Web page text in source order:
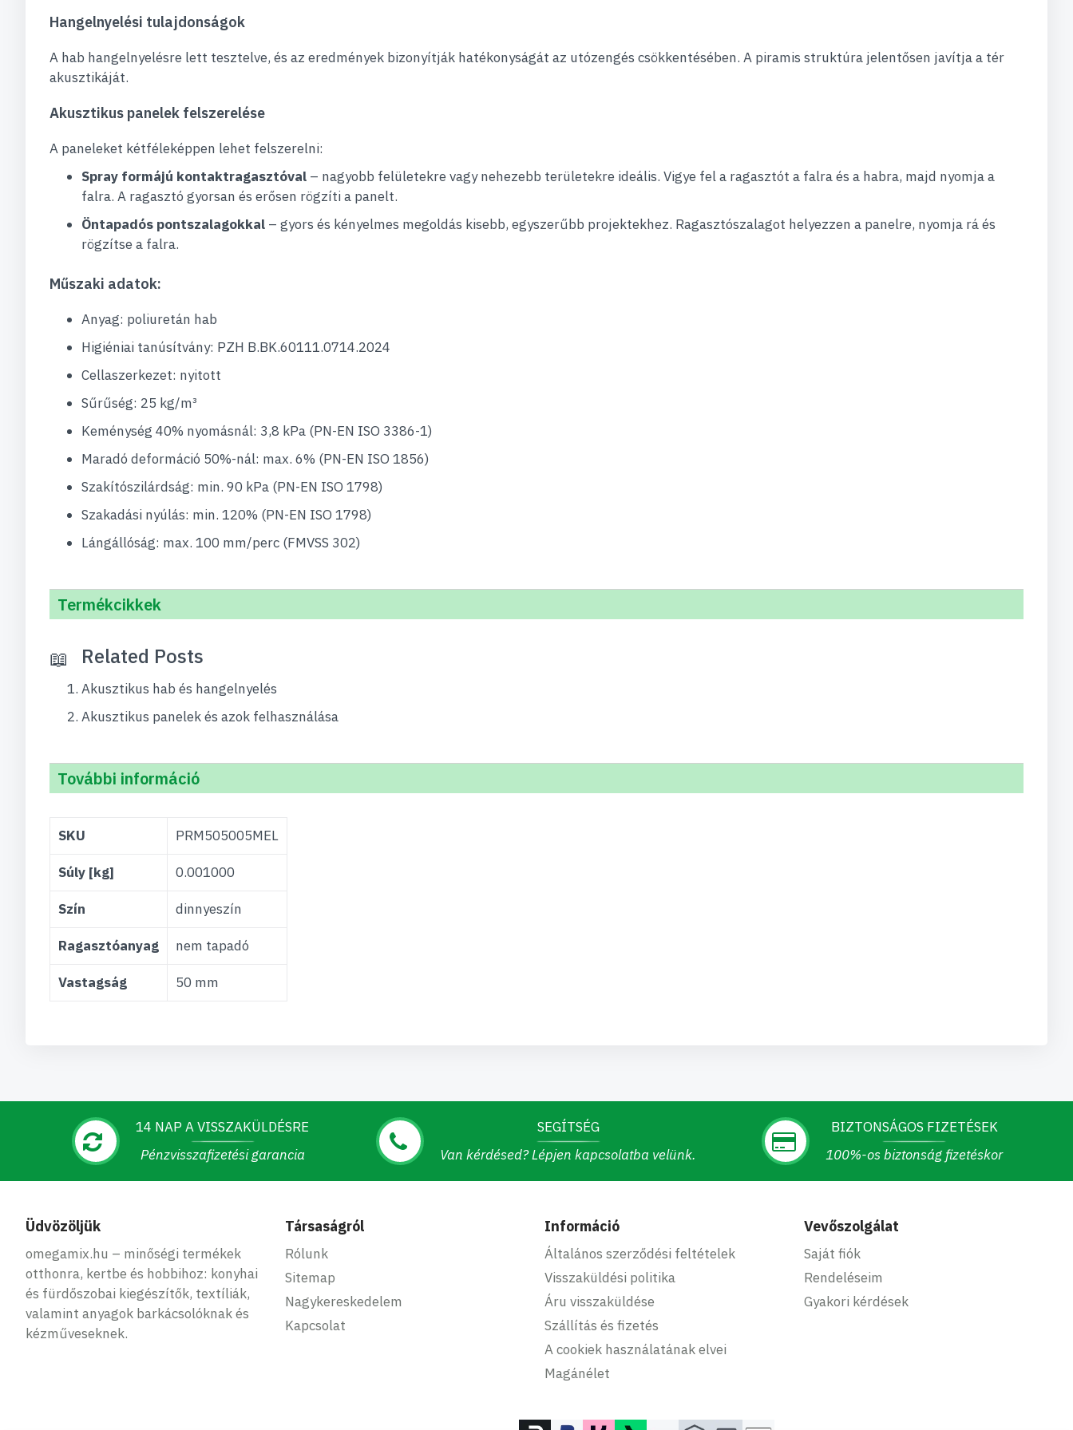
Hangelnyelési tulajdonságok
A hab hangelnyelésre lett tesztelve, és az eredmények bizonyítják hatékonyságát az utózengés csökkentésében. A piramis struktúra jelentősen javítja a tér
akusztikáját.
Akusztikus panelek felszerelése
A paneleket kétféleképpen lehet felszerelni:
Spray formájú kontaktragasztóval – nagyobb felületekre vagy nehezebb területekre ideális. Vigye fel a ragasztót a falra és a habra, majd nyomja a
falra. A ragasztó gyorsan és erősen rögzíti a panelt.
Öntapadós pontszalagokkal – gyors és kényelmes megoldás kisebb, egyszerűbb projektekhez. Ragasztószalagot helyezzen a panelre, nyomja rá és
rögzítse a falra.
Műszaki adatok:
Anyag: poliuretán hab
Higiéniai tanúsítvány: PZH B.BK.60111.0714.2024
Cellaszerkezet: nyitott
Sűrűség: 25 kg/m³
Keménység 40% nyomásnál: 3,8 kPa (PN-EN ISO 3386-1)
Maradó deformáció 50%-nál: max. 6% (PN-EN ISO 1856)
Szakítószilárdság: min. 90 kPa (PN-EN ISO 1798)
Szakadási nyúlás: min. 120% (PN-EN ISO 1798)
Lángállóság: max. 100 mm/perc (FMVSS 302)
Termékcikkek
Related Posts
Akusztikus hab és hangelnyelés
Akusztikus panelek és azok felhasználása
További információ
információ
SKU PRM505005MEL
Súly [kg] 0.001000
Szín dinnyeszín
Ragasztóanyag nem tapadó
Vastagság 50 mm
14 NAP A VISSZAKÜLDÉSRE
Pénzvisszafizetési garancia
SEGÍTSÉG
Van kérdésed? Lépjen kapcsolatba velünk.
BIZTONSÁGOS FIZETÉSEK
100%-os biztonság fizetéskor
Üdvözöljük
omegamix.hu – minőségi termékek
otthonra, kertbe és hobbihoz: konyhai
és fürdőszobai kiegészítők, textíliák,
valamint anyagok barkácsolóknak és
kézműveseknek.
Társaságról
Rólunk
Sitemap
Nagykereskedelem
Kapcsolat
Információ
Általános szerződési feltételek
Visszaküldési politika
Áru visszaküldése
Szállítás és fizetés
A cookiek használatának elvei
Magánélet
Vevőszolgálat
Saját fiók
Rendeléseim
Gyakori kérdések